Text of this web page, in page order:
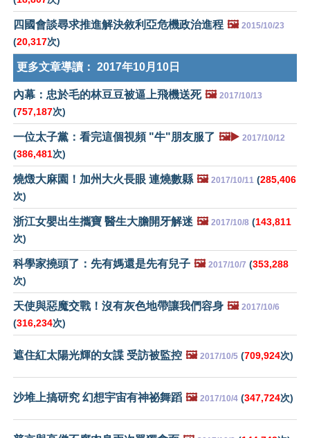
四國會談尋求推進解決敘利亞危機政治進程 🖼️ 2015/10/23
(20,317次)
更多文章導讀： 2017年10月10日
內幕：忠於毛的林豆豆被逼上飛機送死 🖼️ 2017/10/13
(757,187次)
一位太子黨：看完這個視頻 "牛"朋友服了 🖼️▶️ 2017/10/12
(386,481次)
燒燬大麻園！加州大火長眼 連燒數縣 🖼️ 2017/10/11 (285,406
次)
浙江女嬰出生攜寶 醫生大膽開牙解迷 🖼️ 2017/10/8 (143,811
次)
科學家撓頭了：先有媽還是先有兒子 🖼️ 2017/10/7 (353,288
次)
天使與惡魔交戰！沒有灰色地帶讓我們容身 🖼️ 2017/10/6
(316,234次)
遮住紅太陽光輝的女諜 受訪被監控 🖼️ 2017/10/5 (709,924次)
沙堆上搞研究 幻想宇宙有神祕舞蹈 🖼️ 2017/10/4 (347,724次)